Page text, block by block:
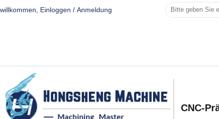
willkommen, Einloggen / Anmeldung
CNC-